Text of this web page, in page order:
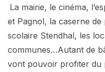
La mairie, le cinéma,
et Pagnol, la caserne de
scolaire Stendhal, les
communes…Autant de
vont pouvoir profiter du